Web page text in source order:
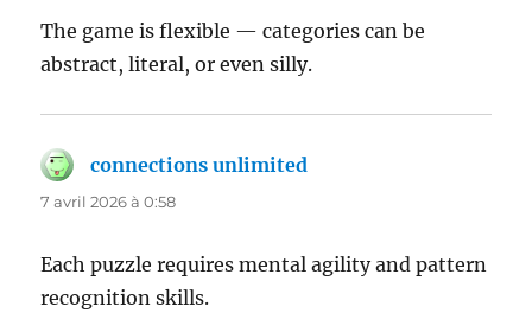
The game is flexible — categories can be
abstract, literal, or even silly.
connections unlimited
7 avril 2026 à 0:58
Each puzzle requires mental agility and pattern
recognition skills.